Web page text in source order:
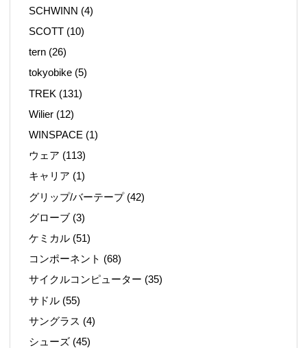
SCHWINN (4)
SCOTT (10)
tern (26)
tokyobike (5)
TREK (131)
Wilier (12)
WINSPACE (1)
ウェア (113)
キャリア (1)
グリップ/バーテープ(42)
グローブ (3)
ケミカル (51)
コンポーネント (68)
サイクルコンピューター (35)
サドル (55)
サングラス (4)
シューズ (45)